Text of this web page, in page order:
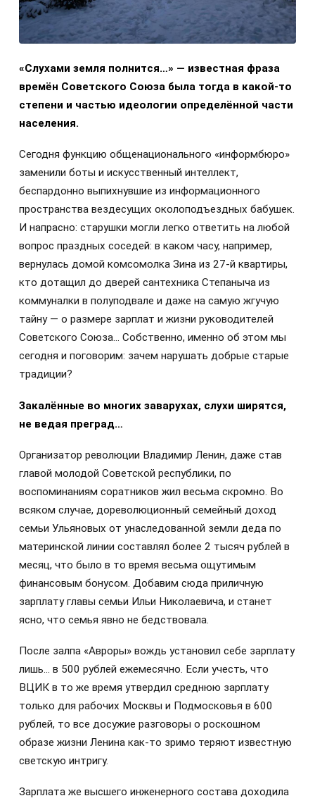
«Слухами земля полнится…» — известная фраза
времён Советского Союза была тогда в какой-то
степени и частью идеологии определённой части
населения.
Сегодня функцию общенационального «информбюро»
заменили боты и искусственный интеллект,
беспардонно выпихнувшие из информационного
пространства вездесущих околоподъездных бабушек.
И напрасно: старушки могли легко ответить на любой
вопрос праздных соседей: в каком часу, например,
вернулась домой комсомолка Зина из 27-й квартиры,
кто дотащил до дверей сантехника Степаныча из
коммуналки в полуподвале и даже на самую жгучую
тайну — о размере зарплат и жизни руководителей
Советского Союза… Собственно, именно об этом мы
сегодня и поговорим: зачем нарушать добрые старые
традиции?
Закалённые во многих заварухах, слухи ширятся,
не ведая преград…
Организатор революции Владимир Ленин, даже став
главой молодой Советской республики, по
воспоминаниям соратников жил весьма скромно. Во
всяком случае, дореволюционный семейный доход
семьи Ульяновых от унаследованной земли деда по
материнской линии составлял более 2 тысяч рублей в
месяц, что было в то время весьма ощутимым
финансовым бонусом. Добавим сюда приличную
зарплату главы семьи Ильи Николаевича, и станет
ясно, что семья явно не бедствовала.
После залпа «Авроры» вождь установил себе зарплату
лишь… в 500 рублей ежемесячно. Если учесть, что
ВЦИК в то же время утвердил среднюю зарплату
только для рабочих Москвы и Подмосковья в 600
рублей, то все досужие разговоры о роскошном
образе жизни Ленина как-то зримо теряют известную
светскую интригу.
Зарплата же высшего инженерного состава доходила